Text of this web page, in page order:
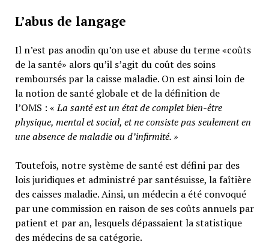
L’abus de langage
Il n’est pas anodin qu’on use et abuse du terme «coûts
de la santé» alors qu’il s’agit du coût des soins
remboursés par la caisse maladie. On est ainsi loin de
la notion de santé globale et de la définition de
l’OMS : «La santé est un état de complet bien-être
physique, mental et social, et ne consiste pas seulement en
une absence de maladie ou d’infirmité.»
Toutefois, notre système de santé est défini par des
lois juridiques et administré par santésuisse, la faîtière
des caisses maladie. Ainsi, un médecin a été convoqué
par une commission en raison de ses coûts annuels par
patient et par an, lesquels dépassaient la statistique
des médecins de sa catégorie.